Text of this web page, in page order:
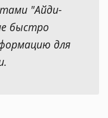
"Айди-
быстро
для